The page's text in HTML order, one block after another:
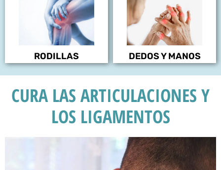
RODILLAS DEDOS Y MANOS
CURA LAS ARTICULACIONES Y
LOS LIGAMENTOS